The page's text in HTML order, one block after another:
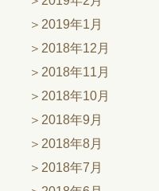
2019年1月
2018年12月
2018年11月
2018年10月
2018年9月
2018年8月
2018年7月